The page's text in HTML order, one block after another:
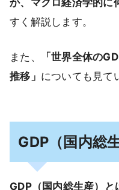
か、マクロ経済学的に
すく解説します。
また、 「世界全体の
推移」 についても見て
GDP（国内総
GDP（国内総生産）